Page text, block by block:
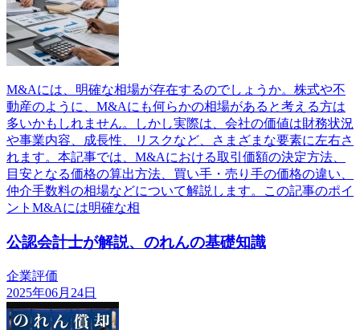
M&Aには、明確な相場が存在するのでしょうか。株式や不
動産のように、M&Aにも何らかの相場があると考える方は
多いかもしれません。しかし実際は、会社の価値は財務状況
や事業内容、成長性、リスクなど、さまざまな要素に左右さ
れます。本記事では、M&Aにおける取引価額の決定方法、
目安となる価格の算出方法、買い手・売り手の価格の違い、
仲介手数料の相場などについて解説します。この記事のポイ
ントM&Aには明確な相
公認会計士が解説、のれんの基礎知識
企業評価
2025年06月24日